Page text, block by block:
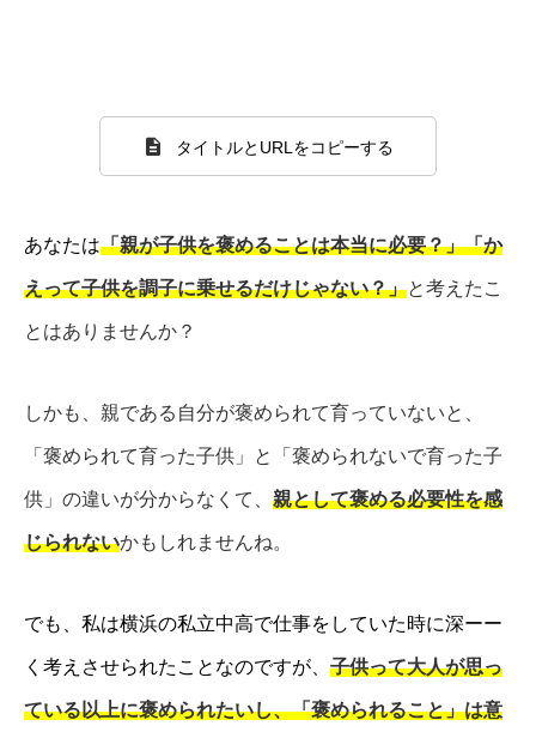
タイトルとURLをコピーする
あなたは「親が子供を褒めることは本当に必要？」「か
えって子供を調子に乗せるだけじゃない？」と考えたこ
とはありませんか？
しかも、親である自分が褒められて育っていないと、
「褒められて育った子供」と「褒められないで育った子
供」の違いが分からなくて、 親として褒める必要性を感
じられないかもしれませんね。
でも、私は横浜の私立中高で仕事をしていた時に深ーー
く考えさせられたことなのですが、 子供って大人が思っ
ている以上に褒められたいし、「褒められること」は意